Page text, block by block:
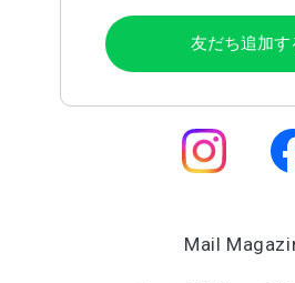
友だち追加す
Mail